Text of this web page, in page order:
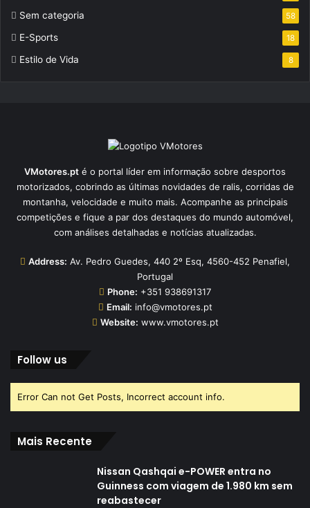
Sem categoria 58
E-Sports 18
Estilo de Vida 8
VMotores.pt é o portal líder em informação sobre desportos
motorizados, cobrindo as últimas novidades de ralis, corridas de
montanha, velocidade e muito mais. Acompanhe as principais
competições e fique a par dos destaques do mundo automóvel,
com análises detalhadas e notícias atualizadas.
Address: Av. Pedro Guedes, 440 2º Esq, 4560-452 Penafiel,
Portugal
Phone: +351 938691317
Email: info@vmotores.pt
Website: www.vmotores.pt
Follow us
Error Can not Get Posts, Incorrect account info.
Mais Recente
Nissan Qashqai e-POWER entra no
Guinness com viagem de 1.980 km sem
reabastecer